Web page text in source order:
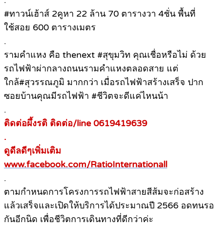
#ทาวน์เฮ้าส์ 2คูหา 22 ล้าน 70 ตารางวา 4ชั่น พื้นที่
ใช้สอย 600 ตารางเมตร
.
รามคำแหง คือ thenext #สุขุมวิท คุณเชื่อหรือไม่ ด้วย
รถไฟฟ้าผ่ากลางถนนรามคำแหงตลอดสาย แต่
ใกล้#สุวรรณภูมิ มากกว่า เมื่อรถไฟฟ้าสร้างเสร็จ ปาก
ซอยบ้านคุณมีรถไฟฟ้า #ชีวิตจะดีแค่ไหนน้า
.
ติดต่อผึ้งรติ ติดต่อ/line 0619419639
.
ดูดีลดีๆเพิ่มเติม
www.facebook.com/RatioInternationall
.
ตามกำหนดการโครงการรถไฟฟ้าสายสีส้มจะก่อสร้าง
แล้วเสร็จและเปิดให้บริการได้ประมาณปี 2566 อดทนรอ
กันอีกนิด เพื่อชีวิตการเดินทางที่ดีกว่าค่ะ